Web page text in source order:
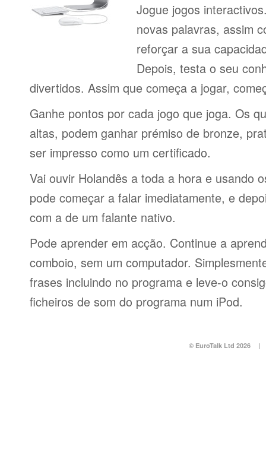
Jogue jogos
novas palavras, assim
reforçar a sua
Depois, testa o seu
divertidos. Assim que começa a jogar,
Ganhe pontos por cada jogo que joga. Os
altas, podem ganhar prémiso de bronze,
ser impresso como um certificado.
Vai ouvir Holandês a toda a hora e usando
pode começar a falar imediatamente, e
com a de um falante nativo.
Pode aprender em acção. Continue a
comboio, sem um computador.
frases incluindo no programa e leve-o
ficheiros de som do programa num iPod.
© EuroTalk Ltd 2026 |